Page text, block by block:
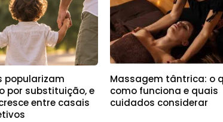
popularizam
por substituição, e
entre casais
Massagem tântrica: o
como funciona e quais
cuidados considerar